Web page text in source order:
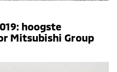
hoogste
Mitsubishi Group